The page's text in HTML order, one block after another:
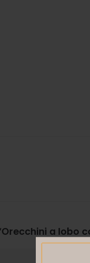
a lobo